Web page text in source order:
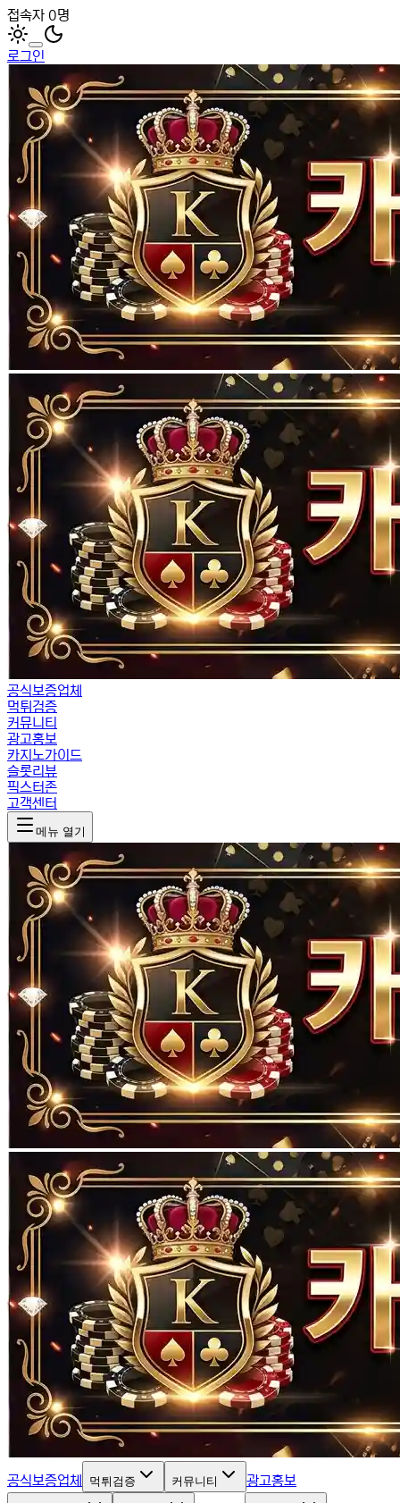
접속자 0명
로그인
공식보증업체
먹튀검증
커뮤니티
광고홍보
카지노가이드
슬롯리뷰
픽스터존
고객센터
메뉴 열기
공식보증업체 먹튀검증 커뮤니티 광고홍보